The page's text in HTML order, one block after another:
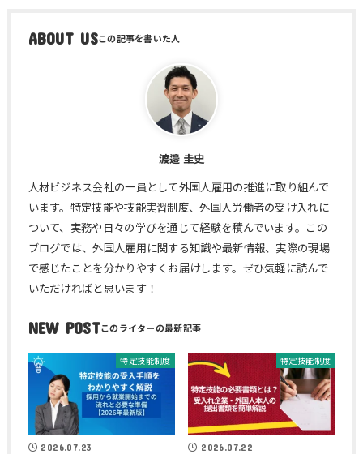
ABOUT US
渡邉 圭史
人材ビジネス会社の一員として外国人雇用の推進に取り組んで
います。特定技能や技能実習制度、外国人労働者の受け入れに
ついて、実務や日々の学びを通じて経験を積んでいます。この
ブログでは、外国人雇用に関する知識や最新情報、実際の現場
で感じたことを分かりやすくお届けします。ぜひ気軽に読んで
いただければと思います！
NEW POST
特定技能制度
2026.07.23
特定技能制度
2026.07.22